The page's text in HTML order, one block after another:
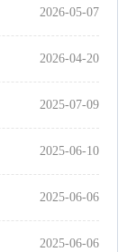
2026-05-07
2026-04-20
2025-07-09
2025-06-10
2025-06-06
2025-06-06